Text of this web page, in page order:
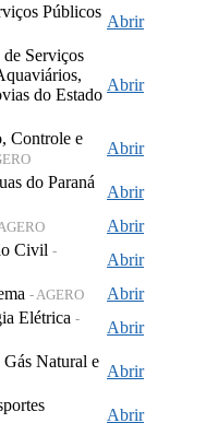
Públicos
Abrir
Serviços
do Estado
Abrir
Controle e
Abrir
do Paraná
Abrir
Abrir
Civil -
Abrir
- AGERO
Abrir
Elétrica -
Abrir
Natural e
Abrir
Abrir